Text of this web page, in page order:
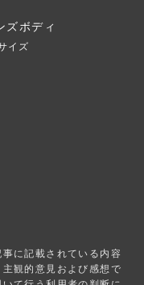
ズボディ
イズ
に記載されている内容
観的意見および感想で